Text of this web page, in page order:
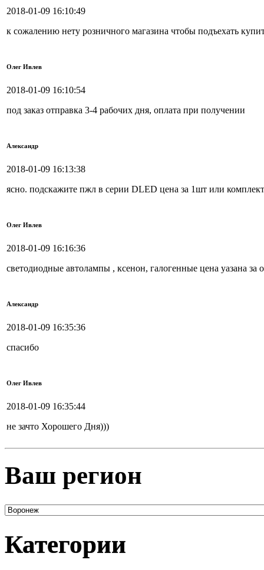
2018-01-09 16:10:49
к сожалению нету розничного магазина чтобы подъехать
Олег Ивлев
2018-01-09 16:10:54
под заказ отправка 3-4 рабочих дня, оплата при получении
Александр
2018-01-09 16:13:38
ясно. подскажите пжл в серии DLED цена за 1шт или
Олег Ивлев
2018-01-09 16:16:36
светодиодные автолампы , ксенон, галогенные цена уазана за
Александр
2018-01-09 16:35:36
спасибо
Олег Ивлев
2018-01-09 16:35:44
не зачто Хорошего Дня)))
Ваш регион
Категории